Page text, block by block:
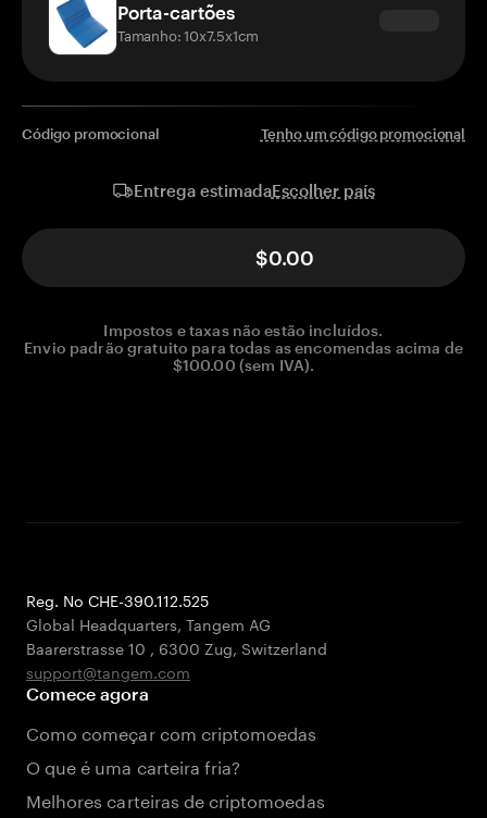
Porta-cartões
Tamanho: 10x7.5x1cm
Código promocional Tenho um código promocional
Entrega estimadaEscolher país
$0.00
Impostos e taxas não estão incluídos.
Envio padrão gratuito para todas as encomendas acima de
$100.00 (sem IVA).
Reg. No CHE-390.112.525
Global Headquarters, Tangem AG
Baarerstrasse 10 , 6300 Zug, Switzerland
support@tangem.com
Comece agora
Como começar com criptomoedas
O que é uma carteira fria?
Melhores carteiras de criptomoedas